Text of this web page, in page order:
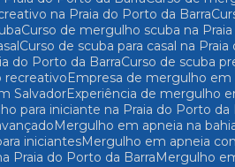
na Praia do Porto da Barra
Curso de mergulho scuba na
Curso de scuba para casal na
do Porto da Barra
Curso de scuba
recreativo
Empresa de mergulho em
Salvador Experiência de mergulho
para iniciante na Praia do Porto da
Mergulho em apneia na
iniciantes
Mergulho em apneia
Praia do Porto da Barra
Mergulho